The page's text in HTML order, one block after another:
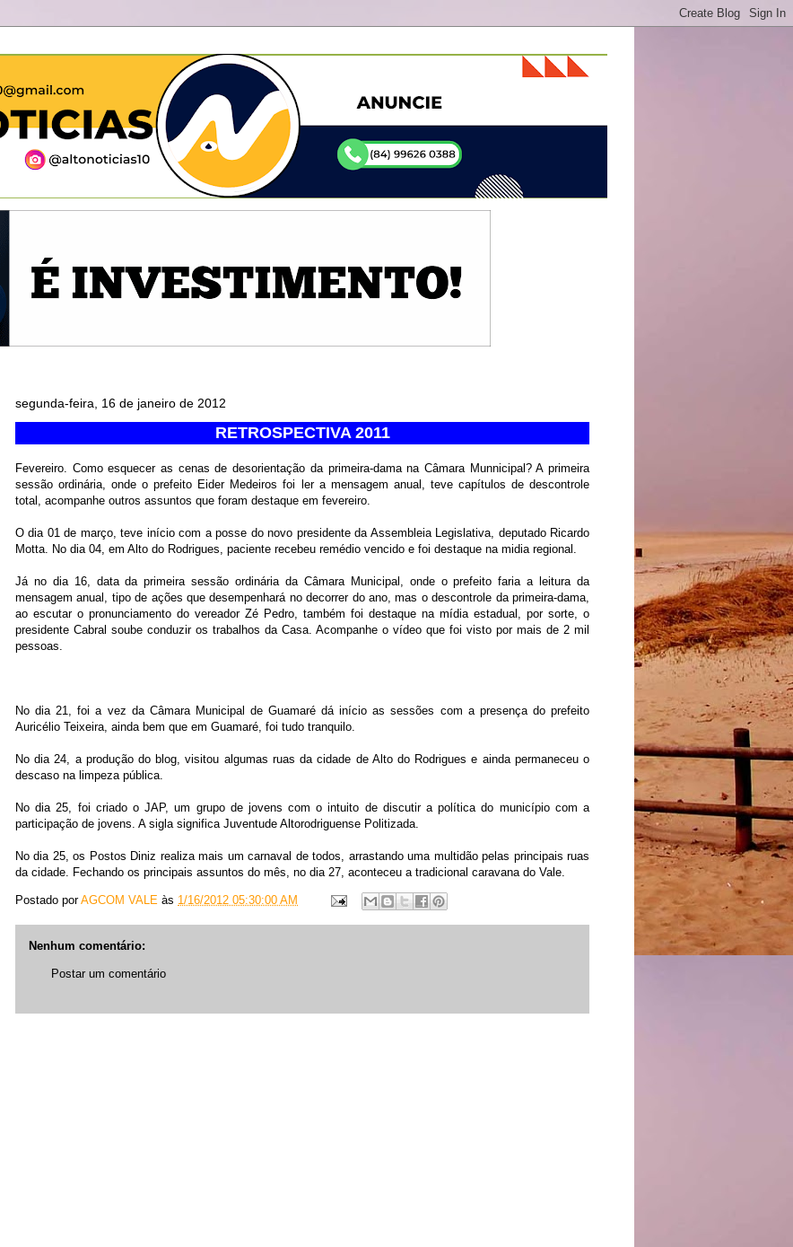
segunda-feira, 16 de janeiro de 2012
RETROSPECTIVA 2011
Fevereiro. Como esquecer as cenas de desorientação da primeira-dama na Câmara Munnicipal? A primeira
sessão ordinária, onde o prefeito Eider Medeiros foi ler a mensagem anual, teve capítulos de descontrole
total, acompanhe outros assuntos que foram destaque em fevereiro.
O dia 01 de março, teve início com a posse do novo presidente da Assembleia Legislativa, deputado Ricardo
Motta. No dia 04, em Alto do Rodrigues, paciente recebeu remédio vencido e foi destaque na midia regional.
Já no dia 16, data da primeira sessão ordinária da Câmara Municipal, onde o prefeito faria a leitura da
mensagem anual, tipo de ações que desempenhará no decorrer do ano, mas o descontrole da primeira-dama,
ao escutar o pronunciamento do vereador Zé Pedro, também foi destaque na mídia estadual, por sorte, o
presidente Cabral soube conduzir os trabalhos da Casa. Acompanhe o vídeo que foi visto por mais de 2 mil
pessoas.
No dia 21, foi a vez da Câmara Municipal de Guamaré dá início as sessões com a presença do prefeito
Auricélio Teixeira, ainda bem que em Guamaré, foi tudo tranquilo.
No dia 24, a produção do blog, visitou algumas ruas da cidade de Alto do Rodrigues e ainda permaneceu o
descaso na limpeza pública.
No dia 25, foi criado o JAP, um grupo de jovens com o intuito de discutir a política do município com a
participação de jovens. A sigla significa Juventude Altorodriguense Politizada.
No dia 25, os Postos Diniz realiza mais um carnaval de todos, arrastando uma multidão pelas principais ruas
da cidade. Fechando os principais assuntos do mês, no dia 27, aconteceu a tradicional caravana do Vale.
Postado porAGCOM VALE às 1/16/2012 05:30:00 AM
Nenhum comentário:
Postar um comentário